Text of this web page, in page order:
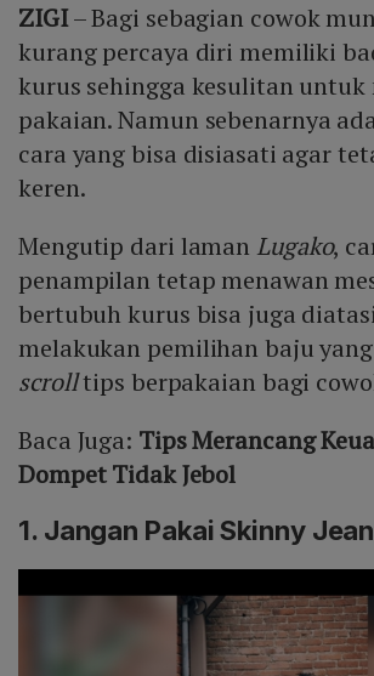
ZIGI– Bagi sebagian cowok
kurang percaya diri memiliki
kurus sehingga kesulitan
pakaian. Namun sebenarnya
cara yang bisa disiasati agar
keren.
Mengutip dari laman Lugako,
penampilan tetap menawan
bertubuh kurus bisa juga
melakukan pemilihan baju
scrolltips berpakaian bagi
Baca Juga: Tips Merancang
Dompet Tidak Jebol
1. Jangan Pakai Skinny